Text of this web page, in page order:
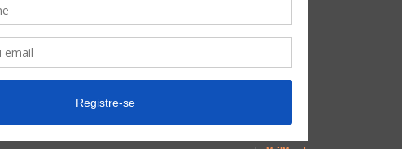
na mente e no
Nelson A. Belmiro é Engº Químico com mais de
Co-autor do livro Lubrificantes e